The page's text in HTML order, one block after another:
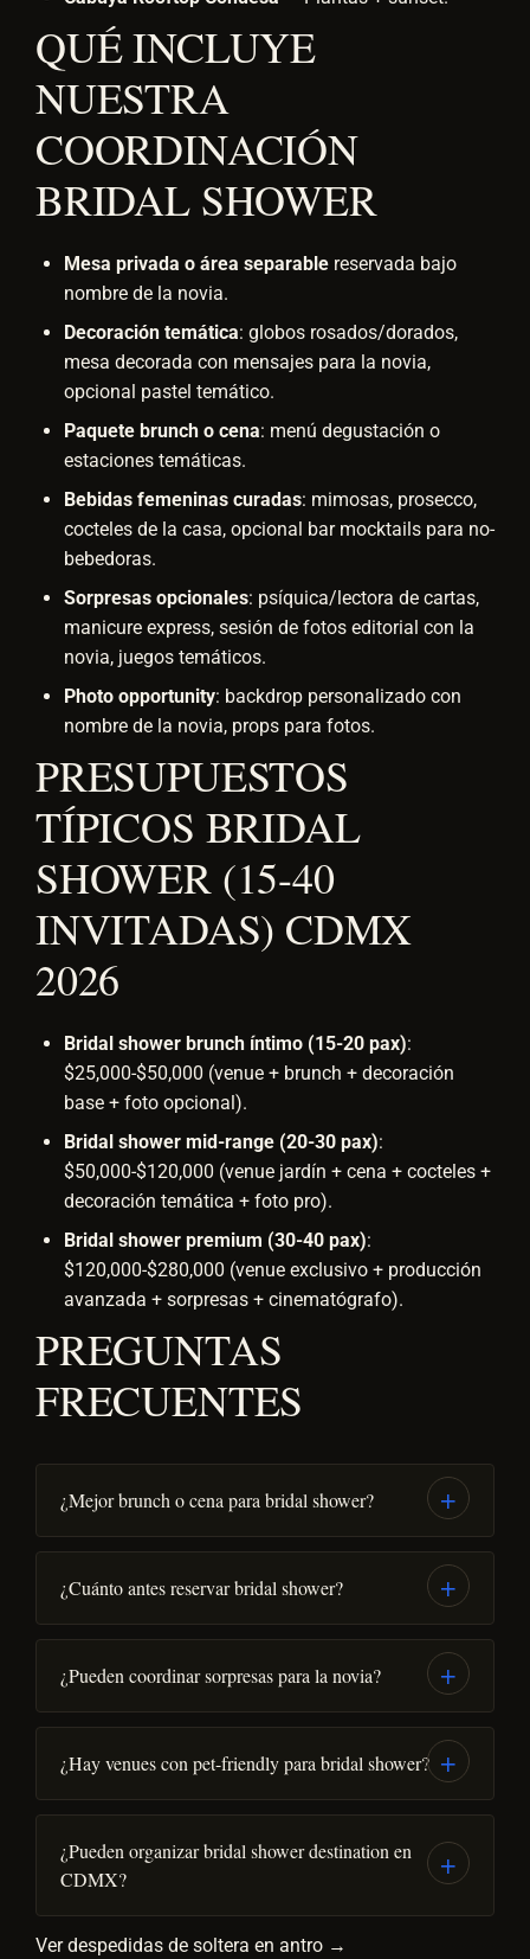
QUÉ INCLUYE
NUESTRA
COORDINACIÓN
BRIDAL SHOWER
Mesa privada o área separable reservada bajo
nombre de la novia.
Decoración temática: globos rosados/dorados,
mesa decorada con mensajes para la novia,
opcional pastel temático.
Paquete brunch o cena: menú degustación o
estaciones temáticas.
Bebidas femeninas curadas: mimosas, prosecco,
cocteles de la casa, opcional bar mocktails para no-
bebedoras.
Sorpresas opcionales: psíquica/lectora de cartas,
manicure express, sesión de fotos editorial con la
novia, juegos temáticos.
Photo opportunity: backdrop personalizado con
nombre de la novia, props para fotos.
PRESUPUESTOS
TÍPICOS BRIDAL
SHOWER (15-40
INVITADAS) CDMX
2026
Bridal shower brunch íntimo (15-20 pax):
$25,000-$50,000 (venue + brunch + decoración
base + foto opcional).
Bridal shower mid-range (20-30 pax):
$50,000-$120,000 (venue jardín + cena + cocteles +
decoración temática + foto pro).
Bridal shower premium (30-40 pax):
$120,000-$280,000 (venue exclusivo + producción
avanzada + sorpresas + cinematógrafo).
PREGUNTAS
FRECUENTES
¿Mejor brunch o cena para bridal shower?
¿Cuánto antes reservar bridal shower?
¿Pueden coordinar sorpresas para la novia?
¿Hay venues con pet-friendly para bridal shower?
¿Pueden organizar bridal shower destination en
CDMX?
Ver despedidas de soltera en antro →